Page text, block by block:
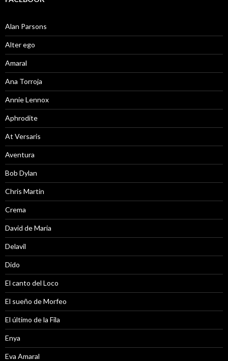
Alan Parsons
Alter ego
Amaral
Ana Torroja
Annie Lennox
Aphrodite
At Versaris
Aventura
Bob Dylan
Chris Martin
Crema
David de Maria
Delavil
Dido
El canto del Loco
El sueño de Morfeo
El último de la Fila
Enya
Eva Amaral